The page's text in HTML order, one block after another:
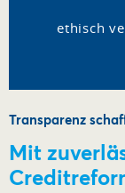
ethisch
Transparenz
Mit